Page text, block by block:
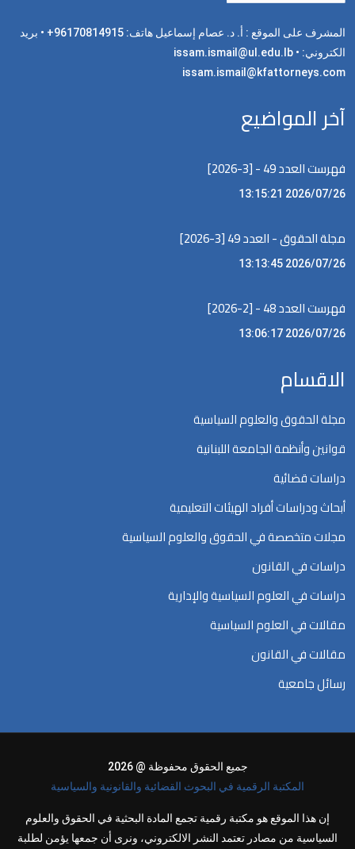
المشرف على الموقع : أ. د. عصام إسماعيل هاتف: 96170814915+ • بريد
الكتروني: issam.ismail@ul.edu.lb •
issam.ismail@kfattorneys.com
آخر المواضيع
فهرست العدد 49 - [3-2026]
2026/07/26 13:15:21
مجلة الحقوق - العدد 49 [3-2026]
2026/07/26 13:13:45
فهرست العدد 48 - [2-2026]
2026/07/26 13:06:17
الاقسام
مجلة الحقوق والعلوم السياسية
قوانين وأنظمة الجامعة اللبنانية
دراسات قضائية
أبحاث ودراسات أفراد الهيئات التعليمية
مجلات متخصصة في الحقوق والعلوم السياسية
دراسات في القانون
دراسات في العلوم السياسية والإدارية
مقالات في العلوم السياسية
مقالات في القانون
رسائل جامعية
جميع الحقوق محفوظة @ 2026
المكتبة الرقمية في البحوث القضائية والقانونية والسياسية
إن هذا الموقع هو مكتبة رقمية تجمع المادة البحثية في الحقوق والعلوم
السياسية من مصادر تعتمد النشر الالكتروني، ونرى أن جمعها يؤمن لطلبة